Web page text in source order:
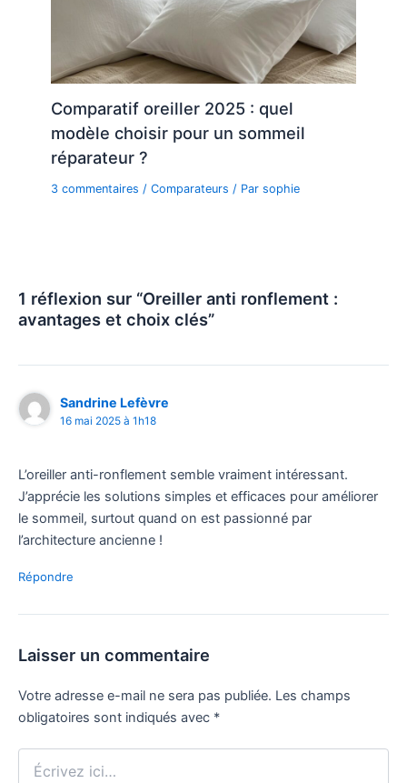
Comparatif oreiller 2025 : quel
modèle choisir pour un sommeil
réparateur ?
3 commentaires /Comparateurs / Parsophie
1 réflexion sur “Oreiller anti ronflement :
avantages et choix clés”
Sandrine Lefèvre
16 mai 2025 à 1h18
L’oreiller anti-ronflement semble vraiment intéressant.
J’apprécie les solutions simples et efficaces pour améliorer
le sommeil, surtout quand on est passionné par
l’architecture ancienne !
Répondre
Laisser un commentaire
Votre adresse e-mail ne sera pas publiée. Les champs
obligatoires sont indiqués avec *
Écrivez
ici…